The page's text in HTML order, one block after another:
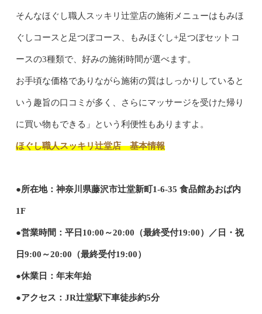
そんなほぐし職人スッキリ辻堂店の施術メニューはもみほ
ぐしコースと足つぼコース、もみほぐし+足つぼセットコ
ースの3種類で、好みの施術時間が選べます。
お手頃な価格でありながら施術の質はしっかりしていると
いう趣旨の口コミが多く、さらにマッサージを受けた帰り
に買い物もできる」という利便性もありますよ。
ほぐし職人スッキリ辻堂店 基本情報
●所在地：神奈川県藤沢市辻堂新町1-6-35 食品館あおば内
1F
●営業時間：平日10:00～20:00（最終受付19:00）／日・祝
日9:00～20:00（最終受付19:00）
●休業日：年末年始
●アクセス：JR辻堂駅下車徒歩約5分